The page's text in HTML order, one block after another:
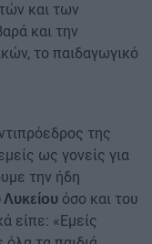
και των
και την
το παιδαγωγικό
της
ως γονείς για
την ήδη
όσο και του
είπε: «Εμείς